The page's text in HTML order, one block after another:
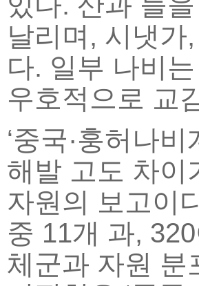
날리며, 시냇
다. 일부 나비
우호적으로 교
‘중국·훙허나
해발 고도 차이
자원의 보고이
중 11개 과,
체군과 자원 분